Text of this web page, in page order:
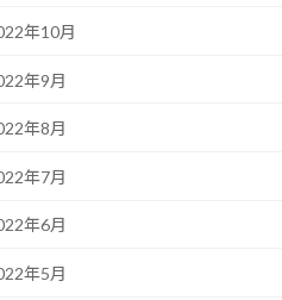
年10月
年9月
年8月
年7月
年6月
年5月